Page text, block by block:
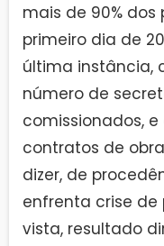
mais de 90%
primeiro dia de
última instância,
número de
comissionados,
contratos de
dizer, de
enfrenta crise de
vista, resultado